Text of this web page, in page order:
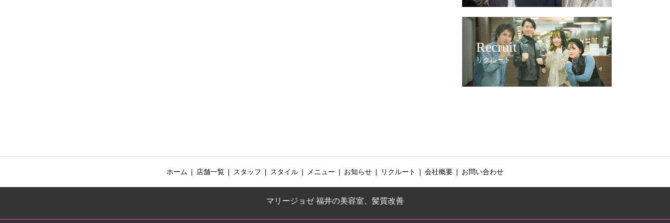
Recruit
リクルート
ホーム 店舗一覧 スタッフ スタイル メニュー お知らせ リクルート 会社概要 お問い合わせ
マリージョゼ 福井の美容室、髪質改善